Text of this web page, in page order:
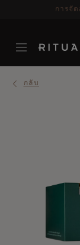
ระ
กลับ